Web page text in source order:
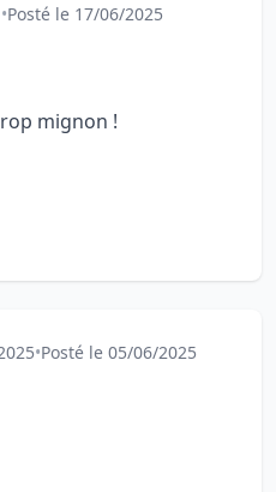
•Posté le 17/06/2025
mignon !
•Posté le 05/06/2025